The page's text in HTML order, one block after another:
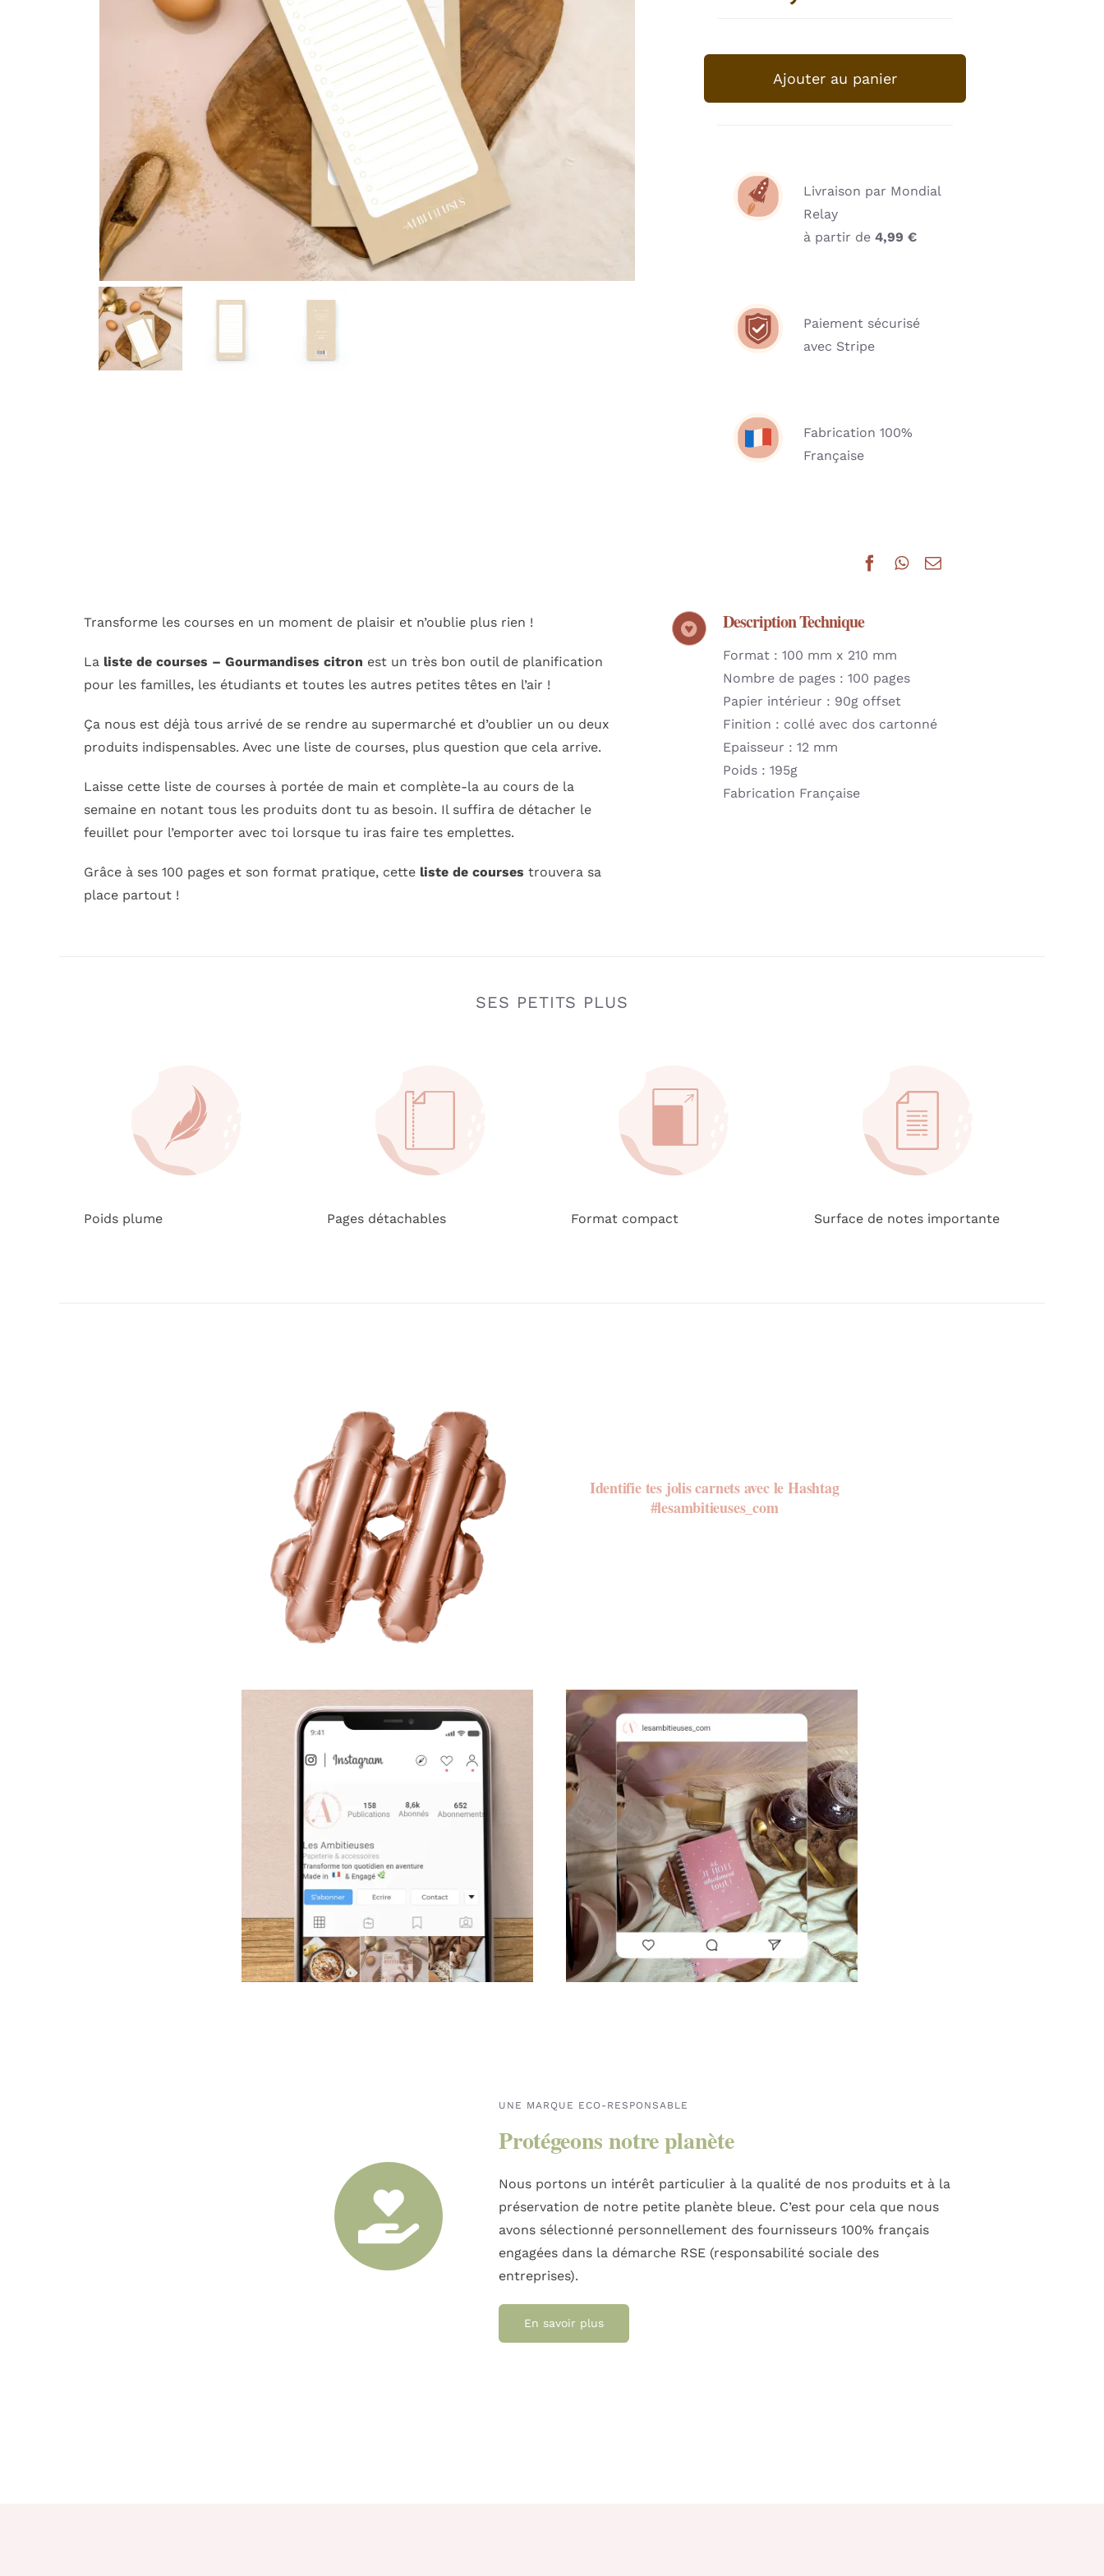
-
Gourmandises
citron
Ajouter au panier
Livraison par Mondial
Relay
à partir de 4,99 €
Paiement sécurisé
avec Stripe
Fabrication 100%
Française
Transforme les courses en un moment de plaisir et n’oublie plus rien !
La liste de courses – Gourmandises citron est un très bon outil de planification
pour les familles, les étudiants et toutes les autres petites têtes en l’air !
Ça nous est déjà tous arrivé de se rendre au supermarché et d’oublier un ou deux
produits indispensables. Avec une liste de courses, plus question que cela arrive.
Laisse cette liste de courses à portée de main et complète-la au cours de la
semaine en notant tous les produits dont tu as besoin. Il suffira de détacher le
feuillet pour l’emporter avec toi lorsque tu iras faire tes emplettes.
Grâce à ses 100 pages et son format pratique, cette liste de courses trouvera sa
place partout !
Description Technique
Format : 100 mm x 210 mm
Nombre de pages : 100 pages
Papier intérieur : 90g offset
Finition : collé avec dos cartonné
Epaisseur : 12 mm
Poids : 195g
Fabrication Française
SES PETITS PLUS
Poids plume Pages détachables Format compact Surface de notes importante
Identifie tes jolis carnets avec le Hashtag
#lesambitieuses_com
UNE MARQUE ECO-RESPONSABLE
Protégeons notre planète
Nous portons un intérêt particulier à la qualité de nos produits et à la
préservation de notre petite planète bleue. C’est pour cela que nous
avons sélectionné personnellement des fournisseurs 100% français
engagées dans la démarche RSE (responsabilité sociale des
entreprises).
En savoir plus